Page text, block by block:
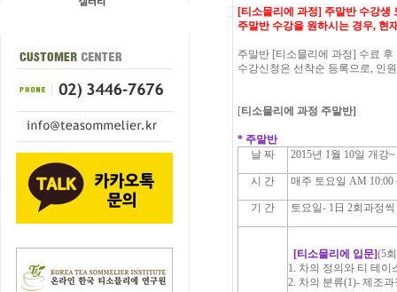
[티소믈리에 과정] 주말반수강생
주말반 수강을 원하시는 경우, 현
주말반 [티소믈리에 과정] 수료
수강신청은 선착순 등록으로, 인
[티소믈리에 과정 주말반]
* 주말반
날 짜
2015년 1월 10일 개강
시 간 매주 토요일 AM 10:00
기 간 토요일- 1日 2회과정
[티소믈리에 입문](5
1. 차의 정의와 티 테이
2. 차의 분류(1)- 제조과